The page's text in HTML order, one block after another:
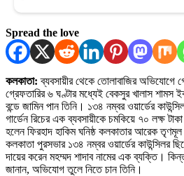
Spread the love
কলকাতা: ব্যবসায়ীর থেকে তোলাবাজির অভিযোগে
গ্রেফতারির ৬ ঘণ্টার মধ্যেই বেকসুর খালাস
বন্ডে জামিন পান তিনি। ১৩৪ নম্বর ওয়ার্ডের
গার্ডেন রিচের এক ব্যবসায়ীকে চমকিয়ে ৭০ লক্ষ
হলেন ফিরহাদ হাকিম ঘনিষ্ঠ কলকাতার আরেক
কলকাতা পুরসভার ১৩৪ নম্বর ওয়ার্ডের কাউন্সিলর
দায়ের করেন মহম্মদ শাদাব নামের এক ব্যক্তি।
জানান, অভিযোগ তুলে নিতে চান তিনি।